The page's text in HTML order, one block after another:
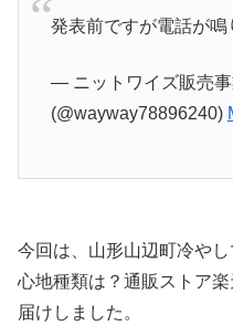
発表前ですが電話が鳴
— ニットワイズ販売
(@wayway78896240)
今回は、山形山辺町冷や
心地種類は？通販ストア
届けしました。